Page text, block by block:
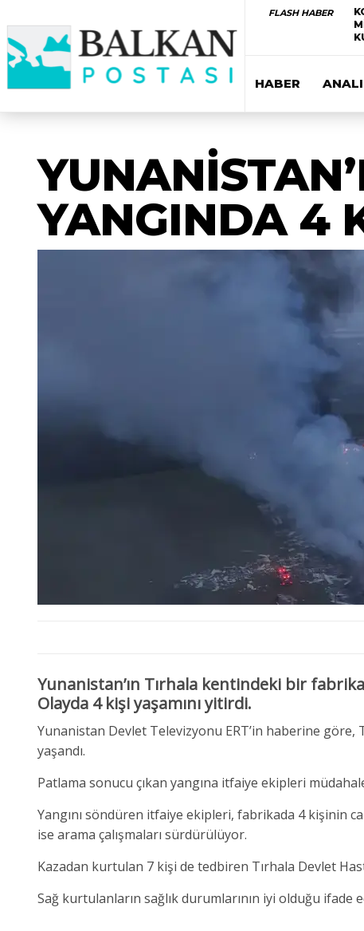
FLASH HABER
HABER
YANGINDA 4
Yunanistan’ın Tırhala kentindeki bir
Olayda 4 kişi yaşamını yitirdi.
Yunanistan Devlet Televizyonu ERT’in haberine
yaşandı.
Patlama sonucu çıkan yangına itfaiye ekipleri
Yangını söndüren itfaiye ekipleri, fabrikada 4 kişinin
ise arama çalışmaları sürdürülüyor.
Kazadan kurtulan 7 kişi de tedbiren Tırhala Devlet
Sağ kurtulanların sağlık durumlarının iyi olduğu ifade